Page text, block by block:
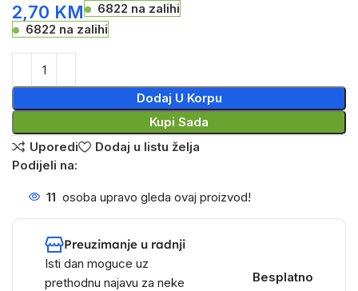
2,70 KM
6822 na zalihi
6822 na zalihi
Dodaj U Korpu
Kupi Sada
Uporedi
Dodaj u listu želja
Podijeli na:
11 osoba upravo gleda ovaj proizvod!
Preuzimanje u radnji
Isti dan moguce uz
prethodnu najavu za neke
Besplatno